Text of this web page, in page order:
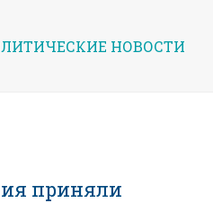
НОВОСТИ
приняли